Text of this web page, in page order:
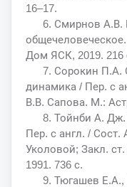
16‒17.
6. Смирнов А.В.
Дом ЯСК, 2019. 216
7. Сорокин П.А.
динамика / Пер. с
В.В. Сапова. М.:
8. Тойнби А.
Пер. с англ. / Сост.
Уколовой; Закл.
1991. 736 с.
9. Тюгашев